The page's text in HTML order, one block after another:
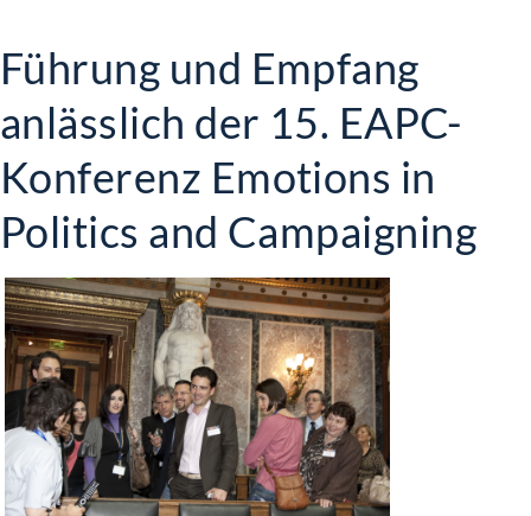
Führung und Empfang
anlässlich der 15. EAPC-
Konferenz Emotions in
Politics and Campaigning